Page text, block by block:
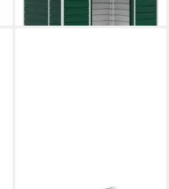
lieferbar - in 4-5 Werktagen bei dir